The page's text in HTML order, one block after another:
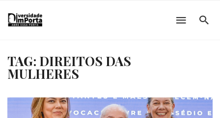
TAG: DIREITOS DAS
MULHERES